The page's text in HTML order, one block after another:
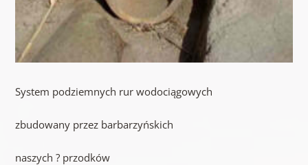
System podziemnych rur wodociągowych
zbudowany przez barbarzyńskich
naszych ? przodków